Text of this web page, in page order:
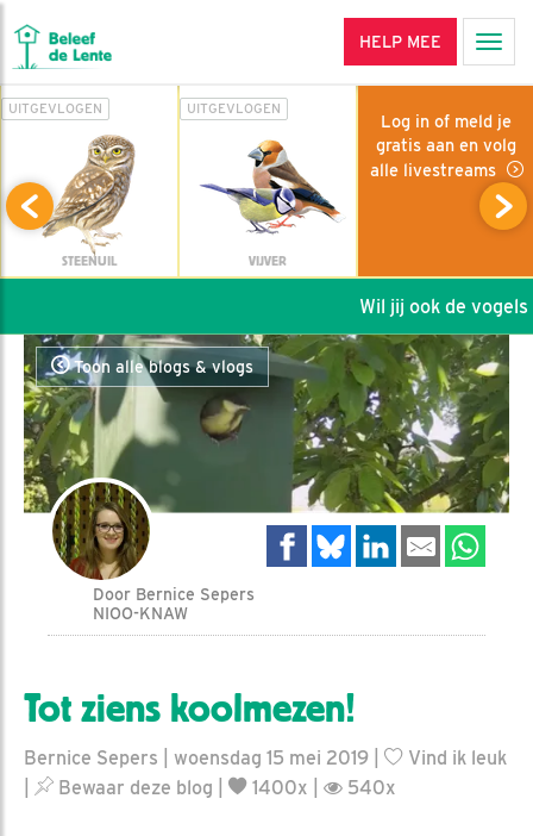
HELP MEE
UITGEVLOGEN
STEENUIL
UITGEVLOGEN
VIJVER
Log in of meld je
gratis aan en volg
alle livestreams
Wil jij ook de vogels
Toon alle blogs & vlogs
Door Bernice Sepers
NIOO-KNAW
Tot ziens koolmezen!
Bernice Sepers | woensdag 15 mei 2019 |
Vind ik leuk
Bewaar deze blog 1400x | 540x